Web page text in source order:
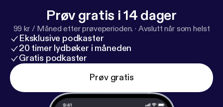
Prøv gratis i 14 dager
99 kr / Måned etter prøveperioden. · Avslutt når som helst
Eksklusive podkaster
20 timer lydbøker i måneden
Gratis podkaster
Prøv gratis